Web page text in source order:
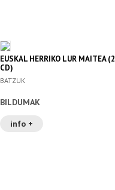
EUSKAL HERRIKO LUR MAITEA (2
CD)
BATZUK
BILDUMAK
info +